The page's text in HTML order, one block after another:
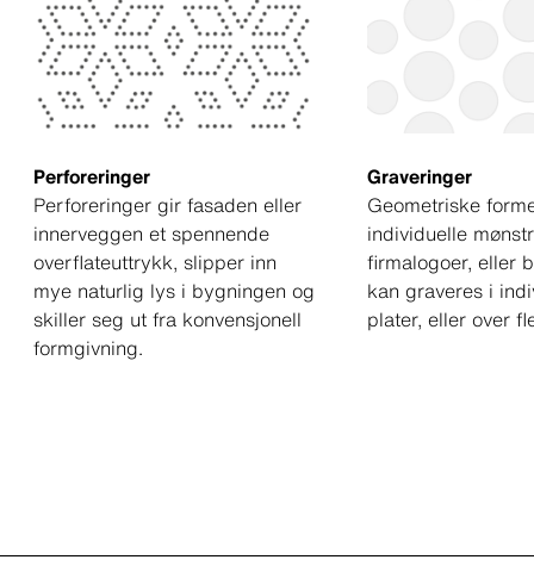
Perforeringer
Perforeringer gir fasaden eller
innerveggen et spennende
overflateuttrykk, slipper inn
mye naturlig lys i bygningen og
skiller seg ut fra konvensjonell
formgivning.
Graveringer
Geometriske
individuelle
firmalogoer, eller
kan graveres i
plater, eller over